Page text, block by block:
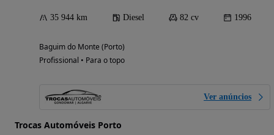
35 944 km Diesel 82 cv 1996
Baguim do Monte (Porto)
Profissional • Para o topo
Ver anúncios
Trocas Automóveis Porto